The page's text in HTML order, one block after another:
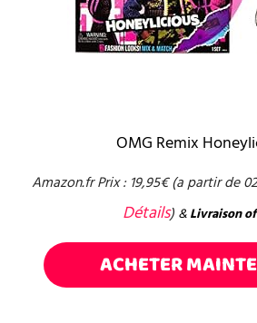
OMG Remix
Amazon.fr Prix : 19,95€(a partir de
Détails) & Livraison
ACHETER